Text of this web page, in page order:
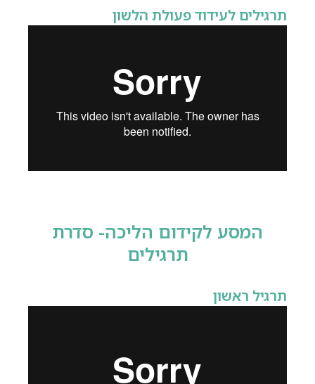
תרגילים לעידוד פעולת הלשון
המסע לקידום הליכה- סדרת
תרגילים
תרגיל ראשון